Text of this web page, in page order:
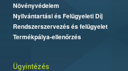
Növényvédelem
Nyilvántartási és Felügyeleti Díj
Rendszerszervezés és felügyelet
Termékpálya-ellenőrzés
Ügyintézés